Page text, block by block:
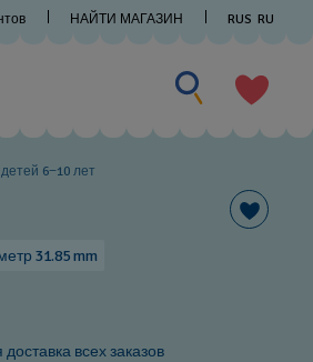
НАЙТИ МАГАЗИН RUS RU
Искать
что-
то
6−10 лет
31.85 mm
всех заказов